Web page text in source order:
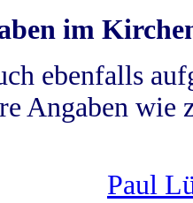
im
ebenfalls
Angaben wie
Paul